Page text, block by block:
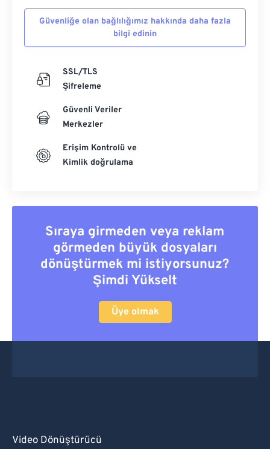
Güvenliğe olan bağlılığımız hakkında daha fazla
bilgi edinin
SSL/TLS
Şifreleme
Güvenli Veriler
Merkezler
Erişim Kontrolü ve
Kimlik doğrulama
Sıraya girmeden veya reklam
görmeden büyük dosyaları
dönüştürmek mi istiyorsunuz?
Şimdi Yükselt
Üye olmak
Video Dönüştürücü